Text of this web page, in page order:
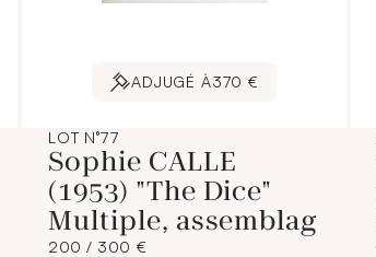
ADJUGÉ À370 €
LOT N°77
Sophie CALLE
(1953) "The Dice"
Multiple, assemblag
200 / 300 €